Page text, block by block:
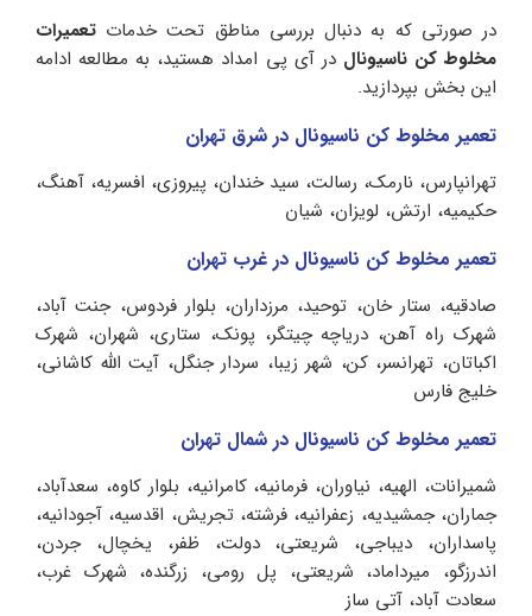
در صورتی که به دنبال بررسی مناطق تحت خدمات تعمیرات
مخلوط کن ناسیونال در آی پی امداد هستید، به مطالعه ادامه
این بخش بپردازید.
تعمیر مخلوط کن ناسیونال در شرق تهران
تهرانپارس، نارمک، رسالت، سید خندان، پیروزی، افسریه، آهنگ،
حکیمیه، ارتش، لویزان، شیان
تعمیر مخلوط کن ناسیونال در غرب تهران
صادقیه، ستار خان، توحید، مرزداران، بلوار فردوس، جنت آباد،
شهرک راه آهن، دریاچه چیتگر، پونک، ستاری، شهران، شهرک
اکباتان، تهرانسر، کن، شهر زیبا، سردار جنگل، آیت الله کاشانی،
خلیج فارس
تعمیر مخلوط کن ناسیونال در شمال تهران
شمیرانات، الهیه، نیاوران، فرمانیه، کامرانیه، بلوار کاوه، سعدآباد،
جماران، جمشیدیه، زعفرانیه، فرشته، تجریش، اقدسیه، آجودانیه،
پاسداران، دیباجی، شریعتی، دولت، ظفر، یخچال، جردن،
اندرزگو، میرداماد، شریعتی، پل رومی، زرگنده، شهرک غرب،
سعادت آباد، آتی ساز